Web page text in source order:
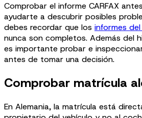
Comprobar el informe CARFAX
ayudarte a descubrir posibles
debes recordar que los informes
nunca son completos. Además del
es importante probar e
antes de tomar una decisión.
Comprobar matrícula
En Alemania, la matrícula está